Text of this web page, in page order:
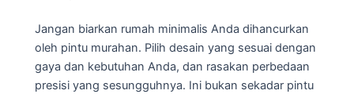
Jangan biarkan rumah minimalis Anda dihancurkan
oleh pintu murahan. Pilih desain yang sesuai dengan
gaya dan kebutuhan Anda, dan rasakan perbedaan
presisi yang sesungguhnya. Ini bukan sekadar pintu